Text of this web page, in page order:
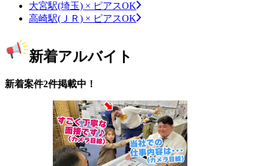
大宮駅(埼玉) × ピアスOK
高崎駅(ＪＲ) × ピアスOK
新着アルバイト
新着案件2件掲載中！